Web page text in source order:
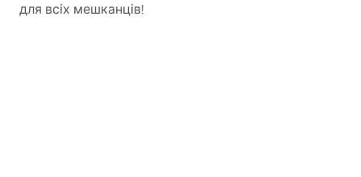
для всіх мешканців!